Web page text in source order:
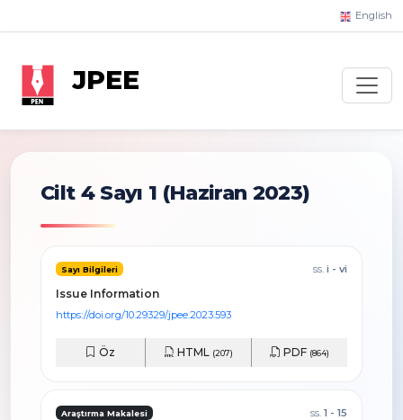
English
JPEE
Cilt 4 Sayı 1 (Haziran 2023)
Sayı Bilgileri ss. i - vi
Issue Information
https://doi.org/10.29329/jpee.2023.593
Öz HTML (207) PDF (864)
Araştırma Makalesi ss. 1 - 15